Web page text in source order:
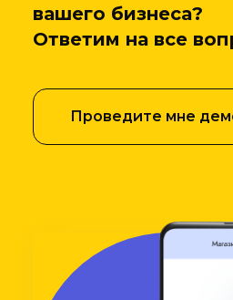
вашего бизнеса?
Ответим на все
Проведите мне